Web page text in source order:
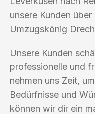
unsere Kunden
Umzugskönig
Unsere Kunden
professionelle und
nehmen uns Zeit,
Bedürfnisse und
können wir dir ein